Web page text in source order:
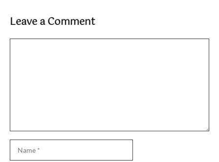
Leave a Comment
Comment
Name